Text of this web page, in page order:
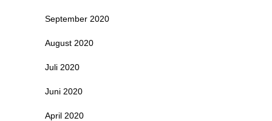
September 2020
August 2020
Juli 2020
Juni 2020
April 2020